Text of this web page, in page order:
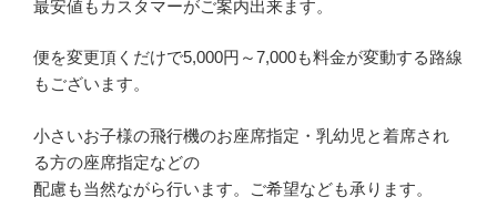
最安値もカスタマーがご案内出来ます。
便を変更頂くだけで5,000円～7,000も料金が変動する路線
もございます。
小さいお子様の飛行機のお座席指定・乳幼児と着席され
る方の座席指定などの
配慮も当然ながら行います。ご希望なども承ります。